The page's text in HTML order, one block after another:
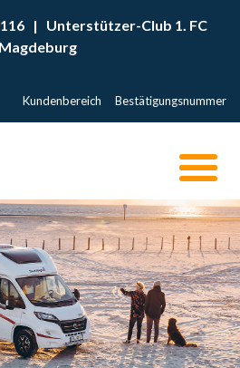
| Unterstützer-Club 1. FC
Magdeburg
Kundenbereich Bestätigungsnummer